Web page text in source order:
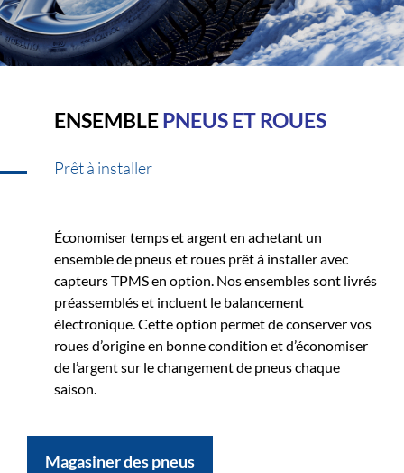
ENSEMBLEPNEUS ET ROUES
Prêt à installer
Économiser temps et argent en achetant un
ensemble de pneus et roues prêt à installer avec
capteurs TPMS en option. Nos ensembles sont livrés
préassemblés et incluent le balancement
électronique. Cette option permet de conserver vos
roues d’origine en bonne condition et d’économiser
de l’argent sur le changement de pneus chaque
saison.
Magasiner des pneus